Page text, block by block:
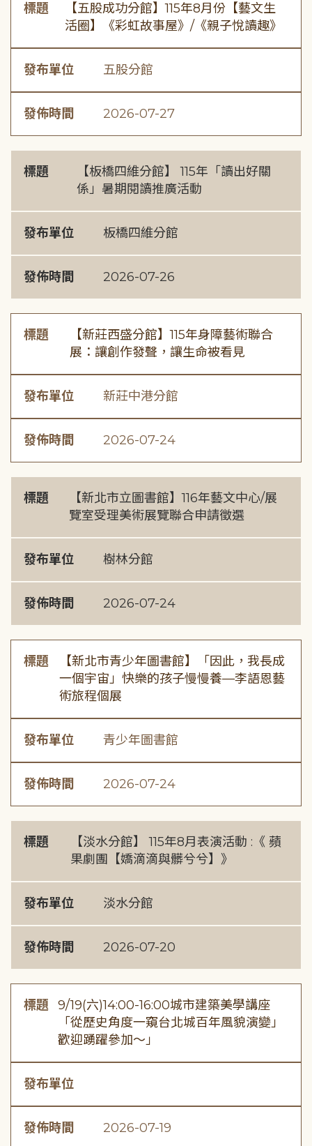
標題
【五股成功分館】115年8月份【藝文生
活圈】《彩虹故事屋》/《親子悅讀趣》
發布單位 五股分館
發佈時間 2026-07-27
標題
【板橋四維分館】 115年「讀出好關
係」暑期閱讀推廣活動
發布單位 板橋四維分館
發佈時間 2026-07-26
標題
【新莊西盛分館】115年身障藝術聯合
展：讓創作發聲，讓生命被看見
發布單位 新莊中港分館
發佈時間 2026-07-24
標題
【新北市立圖書館】116年藝文中心/展
覽室受理美術展覽聯合申請徵選
發布單位 樹林分館
發佈時間 2026-07-24
標題
【新北市青少年圖書館】「因此，我長成
一個宇宙」快樂的孩子慢慢養—李語恩藝
術旅程個展
發布單位 青少年圖書館
發佈時間 2026-07-24
標題
【淡水分館】 115年8月表演活動 :《 蘋
果劇團【嬌滴滴與髒兮兮】》
發布單位 淡水分館
發佈時間 2026-07-20
標題 9/19(六)14:00-16:00城市建築美學講座
「從歷史角度一窺台北城百年風貌演變」
歡迎踴躍參加～」
發布單位
發佈時間 2026-07-19